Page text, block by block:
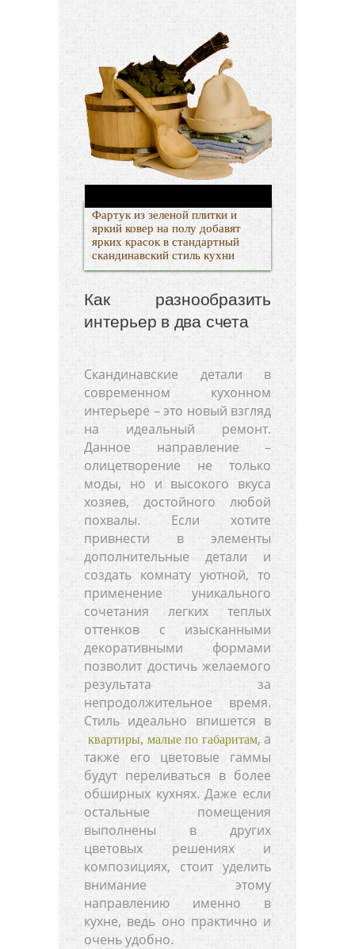
Фартук из зеленой плитки и
яркий ковер на полу добавят
ярких красок в стандартный
скандинавский стиль кухни
Как разнообразить
интерьер в два счета
Скандинавские детали в
современном кухонном
интерьере – это новый взгляд
на идеальный ремонт.
Данное направление –
олицетворение не только
моды, но и высокого вкуса
хозяев, достойного любой
похвалы. Если хотите
привнести в элементы
дополнительные детали и
создать комнату уютной, то
применение уникального
сочетания легких теплых
оттенков с изысканными
декоративными формами
позволит достичь желаемого
результата за
непродолжительное время.
Стиль идеально впишется в
квартиры, малые по габаритам, а
также его цветовые гаммы
будут переливаться в более
обширных кухнях. Даже если
остальные помещения
выполнены в других
цветовых решениях и
композициях, стоит уделить
внимание этому
направлению именно в
кухне, ведь оно практично и
очень удобно.